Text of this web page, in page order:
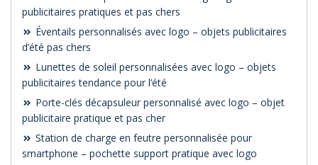
publicitaires pratiques et pas chers
Éventails personnalisés avec logo – objets publicitaires
d’été pas chers
Lunettes de soleil personnalisées avec logo – objets
publicitaires tendance pour l’été
Porte-clés décapsuleur personnalisé avec logo – objet
publicitaire pratique et pas cher
Station de charge en feutre personnalisée pour
smartphone – pochette support pratique avec logo